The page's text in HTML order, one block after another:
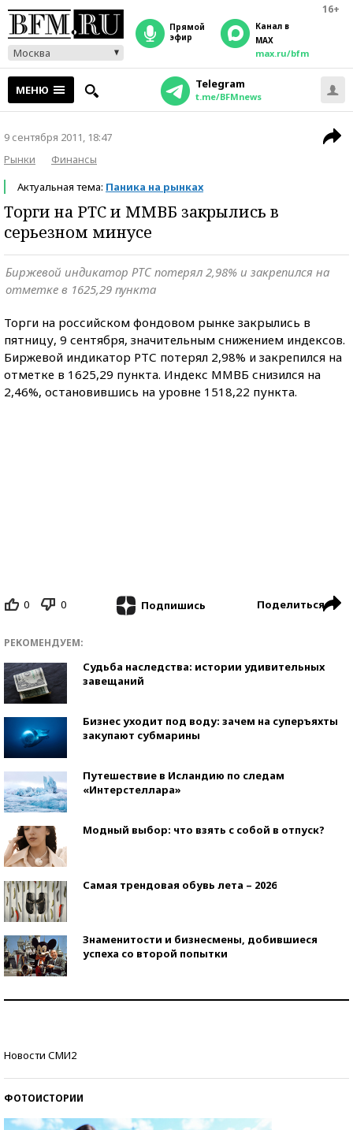
16+
Москва
прямой
эфир
Канал в
MAX
max.ru/bfm
МЕНЮ Telegram
t.me/BFMnews
9 сентября 2011, 18:47
Рынки
Финансы
Актуальная тема: Паника на рынках
Торги на РТС и ММВБ закрылись в
серьезном минусе
Биржевой индикатор РТС потерял 2,98% и закрепился на
отметке в 1625,29 пункта
Торги на российском фондовом рынке закрылись в
пятницу, 9 сентября, значительным снижением индексов.
Биржевой индикатор РТС потерял 2,98% и закрепился на
отметке в 1625,29 пункта. Индекс ММВБ снизился на
2,46%, остановившись на уровне 1518,22 пункта.
0 0 Подпишись Поделиться
РЕКОМЕНДУЕМ:
Судьба наследства: истории удивительных
завещаний
Бизнес уходит под воду: зачем на суперъяхты
закупают субмарины
Путешествие в Исландию по следам
«Интерстеллара»
Модный выбор: что взять с собой в отпуск?
Самая трендовая обувь лета – 2026
Знаменитости и бизнесмены, добившиеся
успеха со второй попытки
Новости СМИ2
ФОТОИСТОРИИ